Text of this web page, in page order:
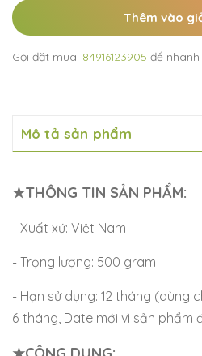
Thêm vào
Gọi đặt mua: 84916123905 để
Mô tả sản phẩm
★THÔNG TIN SẢN PHẨM:
- Xuất xứ: Việt Nam
- Trọng lượng: 500 gram
- Hạn sử dụng: 12 tháng (dùng
6 tháng, Date mới vì sản phẩm